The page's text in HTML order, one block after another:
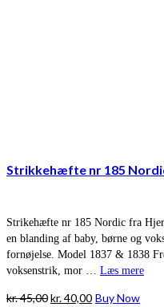
Strikkehæfte nr 185
Strikehæfte nr 185 Nordic fra
en blanding af baby, børne og
fornøjelse. Model 1837 & 1838
voksenstrik, mor … Læs mere
kr.45,00Den
kr.40,00Den
Buy Now